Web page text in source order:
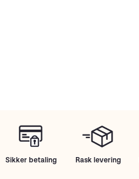
Sikker betaling Rask levering